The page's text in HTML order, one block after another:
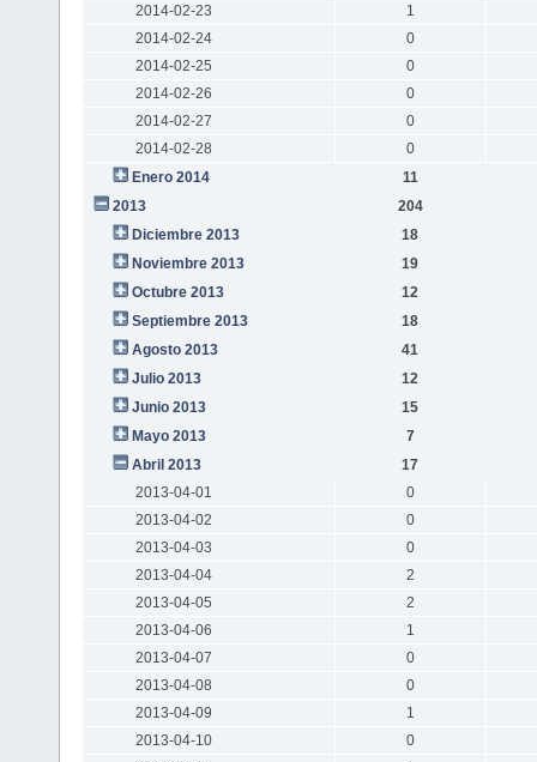
2014-02-23
1
2014-02-24
0
2014-02-25
0
2014-02-26
0
2014-02-27
0
2014-02-28
0
Enero 2014
11
2013
204
Diciembre 2013
18
Noviembre 2013
19
Octubre 2013
12
Septiembre 2013
18
Agosto 2013
41
Julio 2013
12
Junio 2013
15
Mayo 2013
7
Abril 2013
17
2013-04-01
0
2013-04-02
0
2013-04-03
0
2013-04-04
2
2013-04-05
2
2013-04-06
1
2013-04-07
0
2013-04-08
0
2013-04-09
1
2013-04-10
0